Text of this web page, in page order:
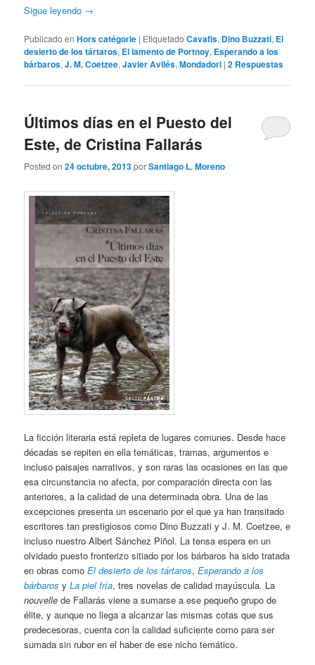
Sigue leyendo →
Publicado en Hors catégorie | Etiquetado Cavafis, Dino Buzzati, El
desierto de los tártaros, El lamento de Portnoy, Esperando a los
bárbaros,J. M. Coetzee,Javier Avilés,Mondadori |2 Respuestas
Últimos días en el Puesto del
Este, de Cristina Fallarás
Posted on24 octubre, 2013porSantiago L. Moreno
La ficción literaria está repleta de lugares comunes. Desde hace
décadas se repiten en ella temáticas, tramas, argumentos e
incluso paisajes narrativos, y son raras las ocasiones en las que
esa circunstancia no afecta, por comparación directa con las
anteriores, a la calidad de una determinada obra. Una de las
excepciones presenta un escenario por el que ya han transitado
escritores tan prestigiosos como Dino Buzzati y J. M. Coetzee, e
incluso nuestro Albert Sánchez Piñol. La tensa espera en un
olvidado puesto fronterizo sitiado por los bárbaros ha sido tratada
en obras comoEl desierto de los tártaros,Esperando a los
bárbaros yLa piel fría, tres novelas de calidad mayúscula. La
nouvelle de Fallarás viene a sumarse a ese pequeño grupo de
élite, y aunque no llega a alcanzar las mismas cotas que sus
predecesoras, cuenta con la calidad suficiente como para ser
sumada sin rubor en el haber de ese nicho temático.